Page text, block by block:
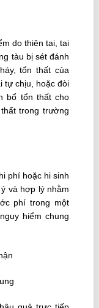
do thiên tai, tai
tàu bị sét đánh
tổn thất của
tự chịu, hoặc đòi
bổ tổn thất cho
trong trường
phí hoặc hi sinh
và hợp lý nhằm
phí trong một
hiểm chung